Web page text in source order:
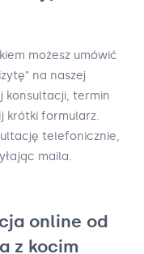
możesz umówić
na naszej
konsultacji, termin
krótki formularz.
telefonicznie,
maila.
online od
z kocim